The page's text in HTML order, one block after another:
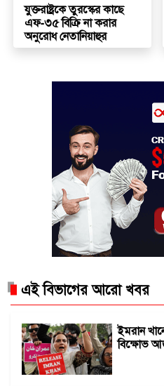
যুক্তরাষ্ট্রকে তুরস্কের কাছে
এফ-৩৫ বিক্রি না করার
অনুরোধ নেতানিয়াহুর
এই বিভাগের আরো খবর
ইমরান
বিক্ষোভ